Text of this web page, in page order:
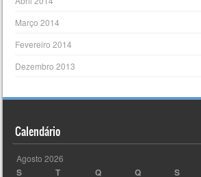
Março 2014
Fevereiro 2014
Dezembro 2013
Calendário
Agosto 2026
S T Q Q S